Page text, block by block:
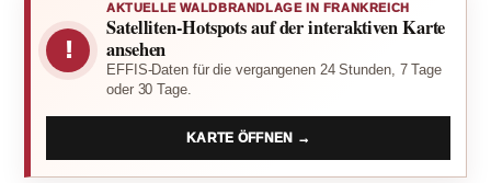
!
AKTUELLE WALDBRANDLAGE IN FRANKREICH
Satelliten-Hotspots auf der interaktiven Karte
ansehen
EFFIS-Daten für die vergangenen 24 Stunden, 7 Tage
oder 30 Tage.
KARTE ÖFFNEN →